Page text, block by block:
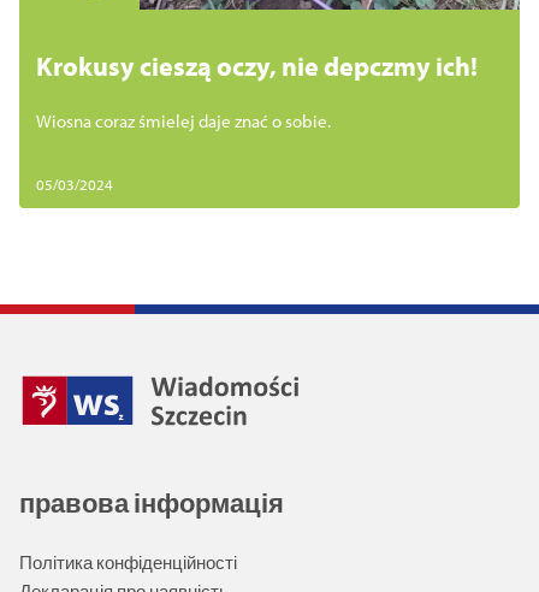
Krokusy cieszą oczy, nie depczmy ich!
Wiosna coraz śmielej daje znać o sobie.
05/03/2024
правова інформація
Політика конфіденційності